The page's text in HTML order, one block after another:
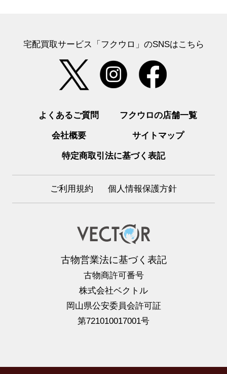
宅配買取サービス「フクウロ」のSNSはこちら
よくあるご質問 フクウロの店舗一覧
会社概要 サイトマップ
特定商取引法に基づく表記
ご利用規約 個人情報保護方針
古物営業法に基づく表記
古物商許可番号
株式会社ベクトル
岡山県公安委員会許可証
第721010017001号